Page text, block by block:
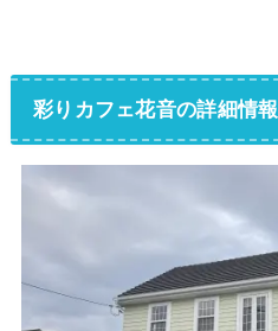
彩りカフェ花音の詳細情報